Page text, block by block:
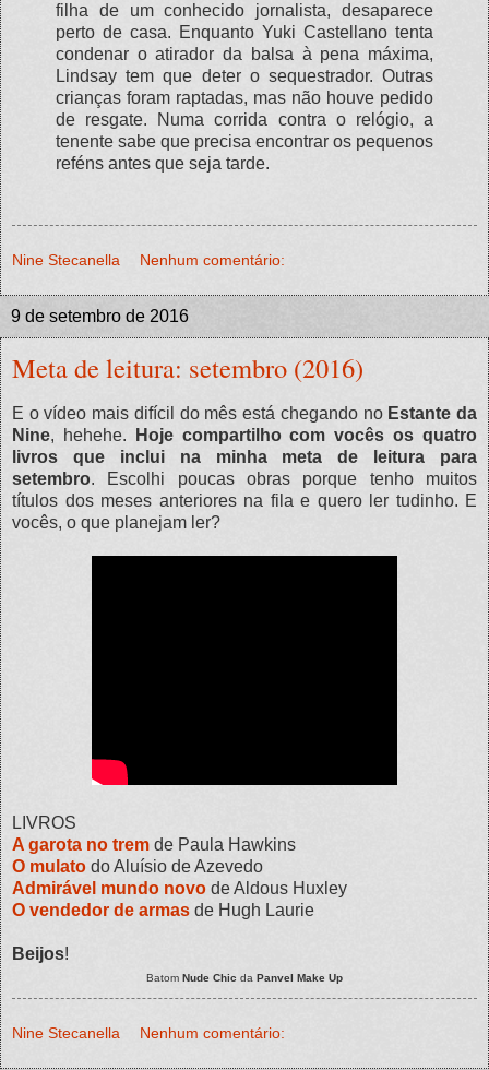
filha de um conhecido jornalista, desaparece
perto de casa. Enquanto Yuki Castellano tenta
condenar o atirador da balsa à pena máxima,
Lindsay tem que deter o sequestrador. Outras
crianças foram raptadas, mas não houve pedido
de resgate. Numa corrida contra o relógio, a
tenente sabe que precisa encontrar os pequenos
reféns antes que seja tarde.
Nine Stecanella Nenhum comentário:
9 de setembro de 2016
Meta de leitura: setembro (2016)
E o vídeo mais difícil do mês está chegando no Estante da
Nine, hehehe.
Hoje compartilho com vocês os quatro
livros que inclui na minha meta de leitura para
setembro. Escolhi poucas obras porque tenho muitos
títulos dos meses anteriores na fila e quero ler tudinho. E
vocês, o que planejam ler?
LIVROS
A garota no trem de Paula Hawkins
O mulato do Aluísio de Azevedo
Admirável mundo novo de Aldous Huxley
O vendedor de armas de Hugh Laurie
Beijos!
Batom Nude Chic da Panvel Make Up
Nine Stecanella Nenhum comentário: